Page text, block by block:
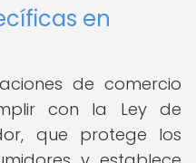
en
de comercio
con la Ley de
que protege los